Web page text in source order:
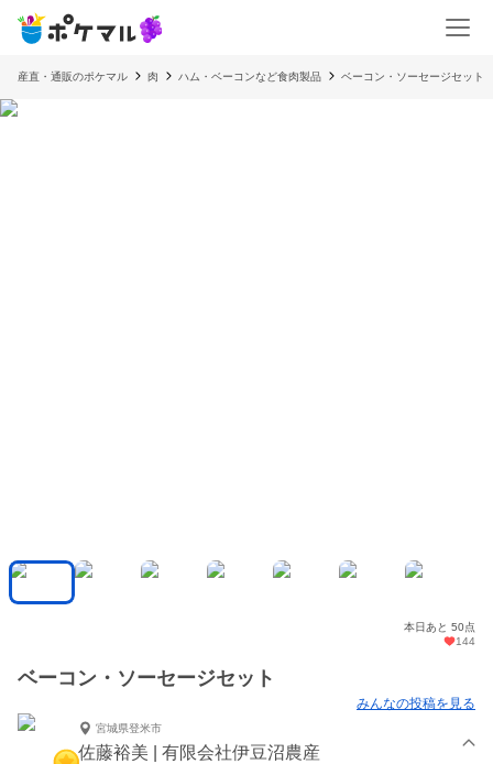
産直・通販のポケマル 肉 ハム・ベーコンなど食肉製品 ベーコン・ソーセージセット
本日あと 50点
144
ベーコン・ソーセージセット
みんなの投稿を見る
宮城県登米市
佐藤裕美 | 有限会社伊豆沼農産